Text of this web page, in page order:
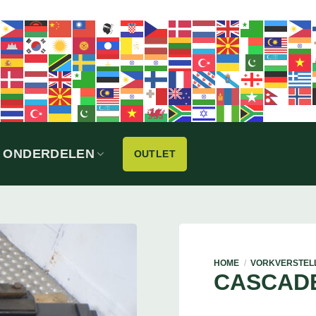
ONDERDELEN OUTLET
HOME /